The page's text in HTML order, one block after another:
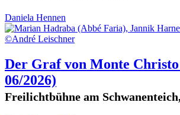
Daniela Hennen
Der Graf von Monte Christo
06/2026)
Freilichtbühne am